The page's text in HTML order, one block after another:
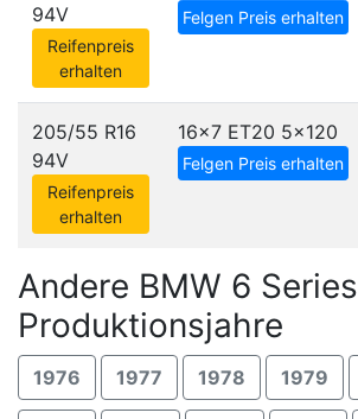
94V
Reifenpreis
erhalten
Felgen Preis erhalten
205/55 R16
94V
Reifenpreis
erhalten
16x7 ET20 5x120
Felgen Preis erhalten
Andere BMW 6 Series
Produktionsjahre
1976 1977 1978 1979